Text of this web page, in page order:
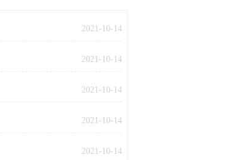
2021-10-14
2021-10-14
2021-10-14
2021-10-14
2021-10-14